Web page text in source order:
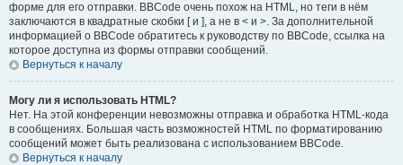
форме для его отправки. BBCode очень похож на HTML, но теги в нём
заключаются в квадратные скобки [ и ], а не в < и >. За дополнительной
информацией о BBCode обратитесь к руководству по BBCode, ссылка на
которое доступна из формы отправки сообщений.
Вернуться к началу
Могу ли я использовать HTML?
Нет. На этой конференции невозможны отправка и обработка HTML-кода
в сообщениях. Большая часть возможностей HTML по форматированию
сообщений может быть реализована с использованием BBCode.
Вернуться к началу